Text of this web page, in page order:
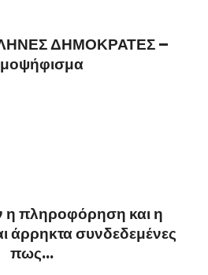
ΔΗΜΟΚΡΑΤΕΣ –
η πληροφόρηση και η
άρρηκτα συνδεδεμένες
πως...